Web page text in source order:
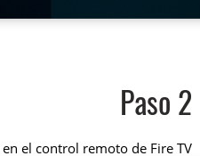
Paso 2
en el control remoto de Fire TV